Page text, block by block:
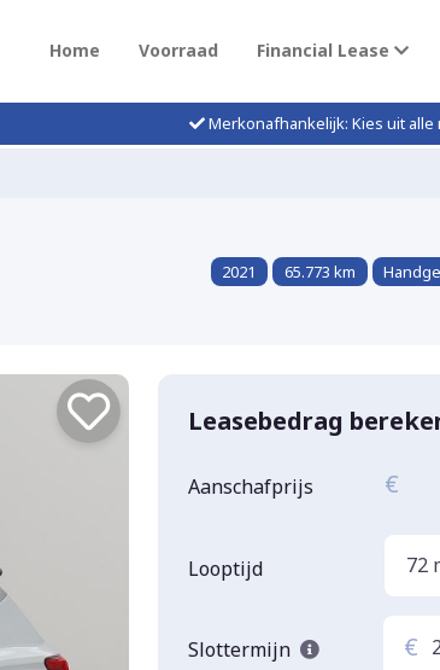
Home Voorraad Financial Lease
Merkonafhankelijk: Kies uit alle
2021 65.773 km
Leasebedrag
Aanschafprijs €
Looptijd
Slottermijn €